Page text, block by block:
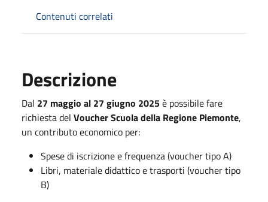
Contenuti correlati
Descrizione
Dal 27 maggio al 27 giugno 2025è possibile fare
richiesta del Voucher Scuola della Regione Piemonte,
un contributo economico per:
Spese di iscrizione e frequenza (voucher tipo A)
Libri, materiale didattico e trasporti (voucher tipo
B)